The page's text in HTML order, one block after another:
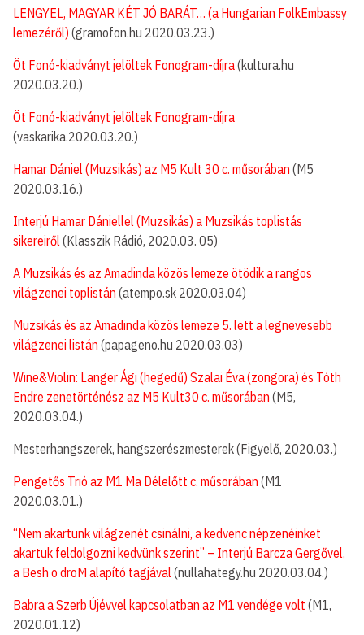
LENGYEL, MAGYAR KÉT JÓ BARÁT… (a Hungarian FolkEmbassy
lemezéről) (gramofon.hu 2020.03.23.)
Öt Fonó-kiadványt jelöltek Fonogram-díjra(kultura.hu
2020.03.20.)
Öt Fonó-kiadványt jelöltek Fonogram-díjra
(vaskarika.2020.03.20.)
Hamar Dániel (Muzsikás) az M5 Kult 30 c. műsorában (M5
2020.03.16.)
Interjú Hamar Dániellel (Muzsikás) a Muzsikás toplistás
sikereiről(Klasszik Rádió, 2020.03. 05)
A Muzsikás és az Amadinda közös lemeze ötödik a rangos
világzenei toplistán (atempo.sk 2020.03.04)
Muzsikás és az Amadinda közös lemeze 5. lett a legnevesebb
világzenei listán (papageno.hu 2020.03.03)
Wine&Violin: Langer Ági (hegedű) Szalai Éva (zongora) és Tóth
Endre zenetörténész az M5 Kult30 c. műsorában (M5,
2020.03.04.)
Mesterhangszerek, hangszerészmesterek (Figyelő, 2020.03.)
Pengetős Trió az M1 Ma Délelőtt c. műsorában (M1
2020.03.01.)
“Nem akartunk világzenét csinálni, a kedvenc népzenéinket
akartuk feldolgozni kedvünk szerint” – Interjú Barcza Gergővel,
a Besh o droM alapító tagjával(nullahategy.hu 2020.03.04.)
Babra a Szerb Újévvel kapcsolatban az M1 vendége volt (M1,
2020.01.12)